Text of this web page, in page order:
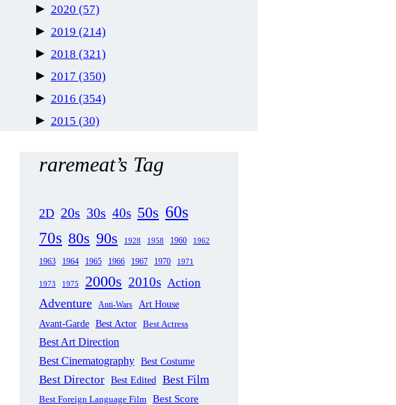
► 2020 (57)
► 2019 (214)
► 2018 (321)
► 2017 (350)
► 2016 (354)
► 2015 (30)
raremeat’s Tag
2D 20s 30s 40s 50s 60s
70s 80s 90s 1928 1958 1960 1962
1963 1964 1965 1966 1967 1970 1971
1973 1975 2000s 2010s Action
Adventure Anti-Wars
Art House
Avant-Garde Best Actor Best Actress
Best Art Direction
Best Cinematography
Best Costume
Best Director Best Edited Best Film
Best Foreign Language Film Best Score